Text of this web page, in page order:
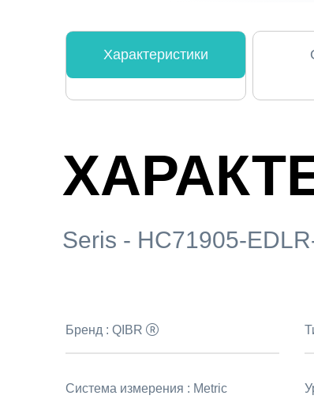
Характеристики
Seris - HC71905-
Бренд :QIBR
Система измерения : Metric